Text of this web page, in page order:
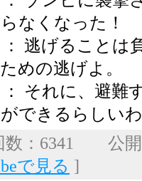
なくなった！
： 逃げることは
めの逃げよ。
それに、避難
できるらしい
数：6341 公
で見る ]